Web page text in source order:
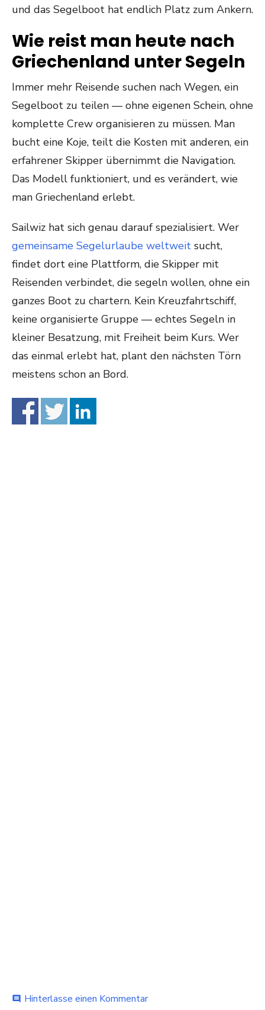
und das Segelboot hat endlich Platz zum Ankern.
Wie reist man heute nach
Griechenland unter Segeln
Immer mehr Reisende suchen nach Wegen, ein
Segelboot zu teilen — ohne eigenen Schein, ohne
komplette Crew organisieren zu müssen. Man
bucht eine Koje, teilt die Kosten mit anderen, ein
erfahrener Skipper übernimmt die Navigation.
Das Modell funktioniert, und es verändert, wie
man Griechenland erlebt.
Sailwiz hat sich genau darauf spezialisiert. Wer
gemeinsame Segelurlaube weltweit sucht,
findet dort eine Plattform, die Skipper mit
Reisenden verbindet, die segeln wollen, ohne ein
ganzes Boot zu chartern. Kein Kreuzfahrtschiff,
keine organisierte Gruppe — echtes Segeln in
kleiner Besatzung, mit Freiheit beim Kurs. Wer
das einmal erlebt hat, plant den nächsten Törn
meistens schon an Bord.
comment Hinterlasse einen Kommentarbei